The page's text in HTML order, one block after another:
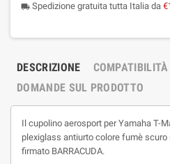
local_shipping Spedizione gratuita tutta Italia da
DESCRIZIONE COMPATIBILITÀ
DOMANDE SUL PRODOTTO
Il cupolino aerosport per Yamaha T-
plexiglass antiurto colore fumè
firmato BARRACUDA.